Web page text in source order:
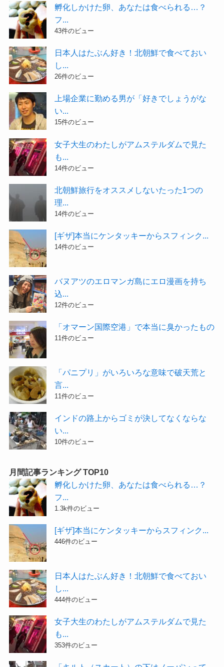
孵化しかけた卵、あなたは食べられる…？
フ...
43件のビュー
日本人はたぶん好き！北朝鮮で食べておい
し...
26件のビュー
上場企業に勤める男が「好きでしょうがな
い...
15件のビュー
女子大生のわたしがアムステルダムで見た
も...
14件のビュー
北朝鮮旅行をオススメしないたった1つの
理...
14件のビュー
[ギザ]本当にケンタッキーからスフィンク...
14件のビュー
バヌアツのエロマンガ島にエロ漫画を持ち
込...
12件のビュー
「オマーン国際空港」で本当に臭かったもの
11件のビュー
「パニプリ」がいろいろな意味で破天荒と
言...
11件のビュー
インドの路上からゴミが決してなくならな
い...
10件のビュー
月間記事ランキング TOP10
孵化しかけた卵、あなたは食べられる…？
フ...
1.3k件のビュー
[ギザ]本当にケンタッキーからスフィンク...
446件のビュー
日本人はたぶん好き！北朝鮮で食べておい
し...
444件のビュー
女子大生のわたしがアムステルダムで見た
も...
353件のビュー